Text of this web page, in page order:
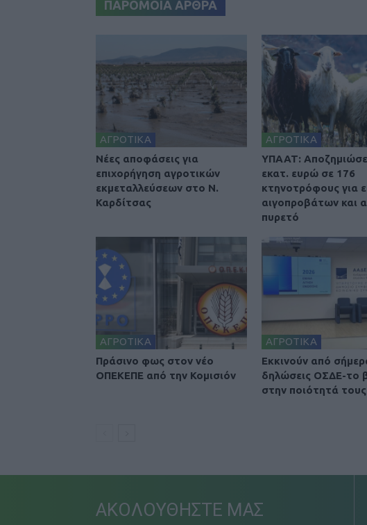
ΠΑΡΟΜΟΙΑ ΑΡΘΡΑ
ΑΓΡΟΤΙΚΑ
Nέες αποφάσεις για
επιχορήγηση αγροτικών
εκμεταλλεύσεων στο Ν.
Καρδίτσας
ΑΓΡΟΤΙΚΑ
ΥΠΑΑΤ:
εκατ. ευρώ σε 176
κτηνοτρόφους για
αιγοπροβάτων και
πυρετό
ΑΓΡΟΤΙΚΑ
Πράσινο φως στον νέο
ΟΠΕΚΕΠΕ από την Κομισιόν
ΑΓΡΟΤΙΚΑ
Εκκινούν από
δηλώσεις ΟΣΔΕ-το
στην ποιότητά τους
ΑΚΟΛΟΥΘΗΣΤΕ ΜΑΣ